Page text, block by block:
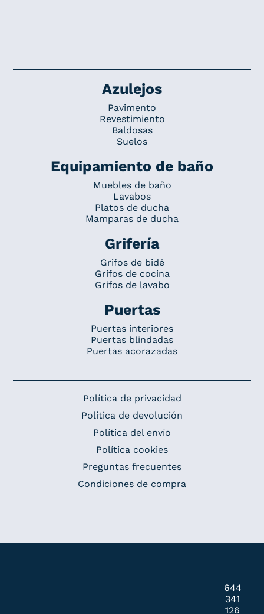
Azulejos
Pavimento
Revestimiento
Baldosas
Suelos
Equipamiento de baño
Muebles de baño
Lavabos
Platos de ducha
Mamparas de ducha
Grifería
Grifos de bidé
Grifos de cocina
Grifos de lavabo
Puertas
Puertas interiores
Puertas blindadas
Puertas acorazadas
Política de privacidad
Política de devolución
Política del envío
Política cookies
Preguntas frecuentes
Condiciones de compra
644
341
126